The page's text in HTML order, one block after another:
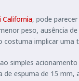
California, pode
peso, ausência
implicar uma
simples
espuma de 15 mm,